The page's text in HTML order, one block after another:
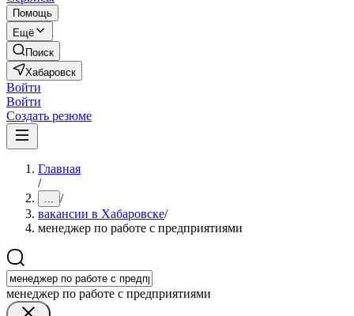
Помощь
Ещё
Поиск
Хабаровск
Войти
Войти
Создать резюме
Главная
/
... /
вакансии в Хабаровске/
менеджер по работе с предприятиями
менеджер по работе с предприятиями